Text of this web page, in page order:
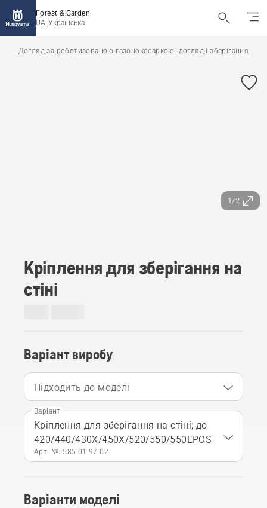
Forest & Garden
UA, Українська
Догляд за роботизованою газонокосаркою: догляд і зберігання
1/2
Кріплення для зберігання на
стіні
Варіант виробу
Підходить до моделі
Варіант
Кріплення для зберігання на стіні; до
420/440/430X/450X/520/550/550EPOS
Арт. №: 585 01 97‑02
Варіанти моделі